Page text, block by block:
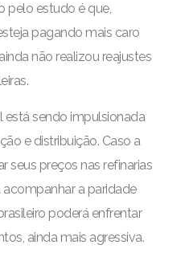
pelo estudo é que,
pagando mais caro
não realizou reajustes
está sendo impulsionada
e distribuição. Caso a
seus preços nas refinarias
a paridade
poderá enfrentar
ainda mais agressiva.